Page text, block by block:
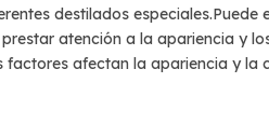
destilados
atención a la apariencia y
afectan la apariencia y